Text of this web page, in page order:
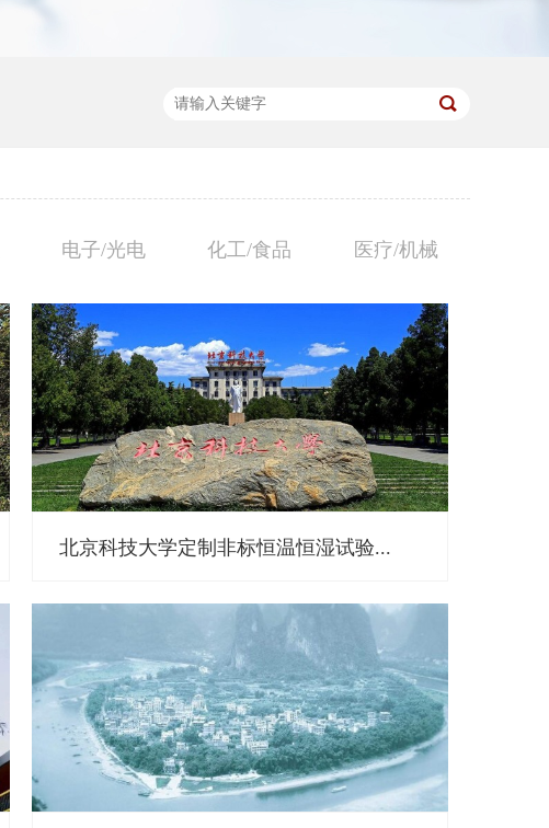
电子/光电 化工/食品 医疗/机械
北京科技大学定制非标恒温恒湿试验...